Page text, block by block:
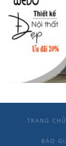
TRANG CHỦ
BÁO